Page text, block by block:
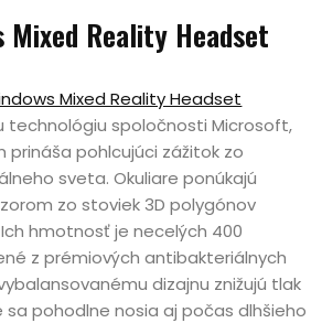
Mixed Reality Headset
Mixed Reality Headset
technológiu spoločnosti Microsoft,
pohlcujúci zážitok zo
sveta. Okuliare ponúkajú
zo stoviek 3D polygónov
hmotnosť je necelých 400
z prémiových antibakteriálnych
dizajnu znižujú tlak
sa pohodlne nosia aj počas dlhšieho